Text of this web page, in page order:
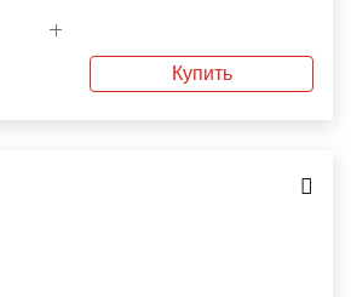
Купить